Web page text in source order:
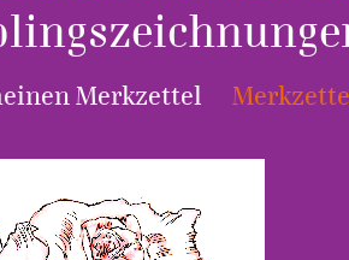
Merkzettel